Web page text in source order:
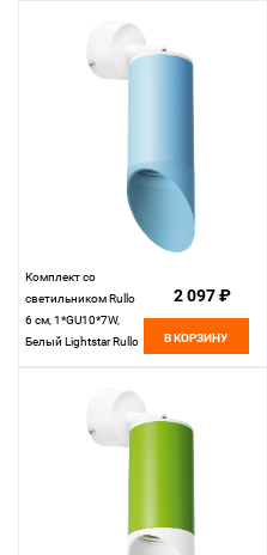
Комплект со
светильником Rullo
6 см, 1*GU10*7W,
Белый Lightstar Rullo
2 097 ₽
В КОРЗИНУ